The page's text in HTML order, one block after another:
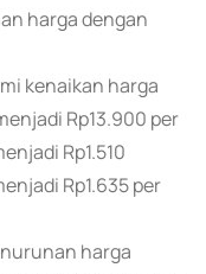
harga dengan
kenaikan harga
Rp13.900 per
Rp1.510
Rp1.635 per
harga